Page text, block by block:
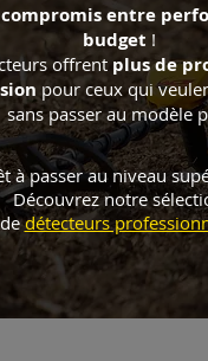
compromis entre
budget !
offrent plus de
pour ceux qui
sans passer au modèle
à passer au niveau
Découvrez notre
dedétecteurs